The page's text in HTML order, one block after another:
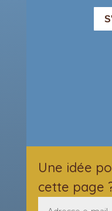
Une idée
cette page